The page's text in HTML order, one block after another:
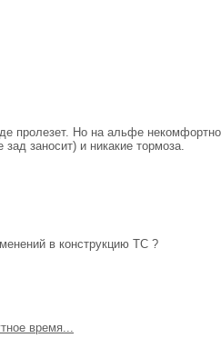
Но на альфе
заносит) и никакие тормоза.
в конструкцию ТС ?
время...